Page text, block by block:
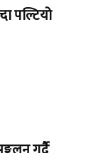
पल्टियो